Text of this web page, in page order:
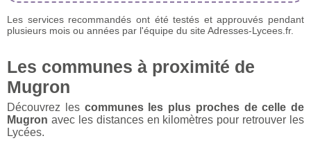
Les services recommandés ont été testés et approuvés pendant
plusieurs mois ou années par l'équipe du site Adresses-Lycees.fr.
Les communes à proximité de
Mugron
Découvrez les communes les plus proches de celle de
Mugron avec les distances en kilomètres pour retrouver les
Lycées.